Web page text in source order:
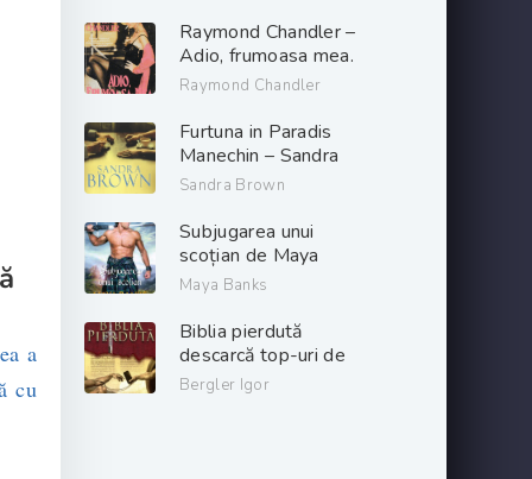
a
cu
Raymond Chandler –
Adio, frumoasa mea.
PDF📚
Raymond Chandler
Furtuna in Paradis
Manechin – Sandra
Brown. PDF📚
Sandra Brown
Subjugarea unui
scoțian de Maya
Banks descarcă carți
gratis .pdf 📖
Maya Banks
Biblia pierdută
descarcă top-uri de
cărți online gratis
Bergler Igor